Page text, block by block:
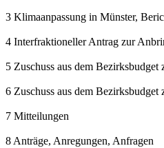
3 Klimaanpassung in Münster,
4 Interfraktioneller Antrag zur
5 Zuschuss aus dem Bezirksbudget
6 Zuschuss aus dem Bezirksbudget
7 Mitteilungen
8 Anträge, Anregungen, Anfragen